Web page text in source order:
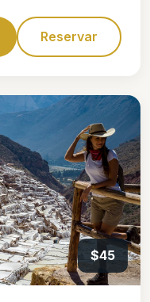
Reservar
$45